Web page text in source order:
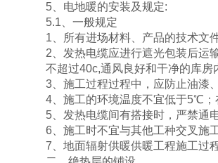
5、电地暖的安装及规定:
5.1、一般规定
1、所有进场材料、产品的技术文
2、发热电缆应进行遮光包装后运
不超过40c,通风良好和干净的库
3、施工过程过程中，应防止油漆
4、施工的环境温度不宜低于5℃
5、发热电缆间有搭接时，严禁通电
6、施工时不宜与其他工种交叉施
7、地面辐射供暖供暖工程施工过